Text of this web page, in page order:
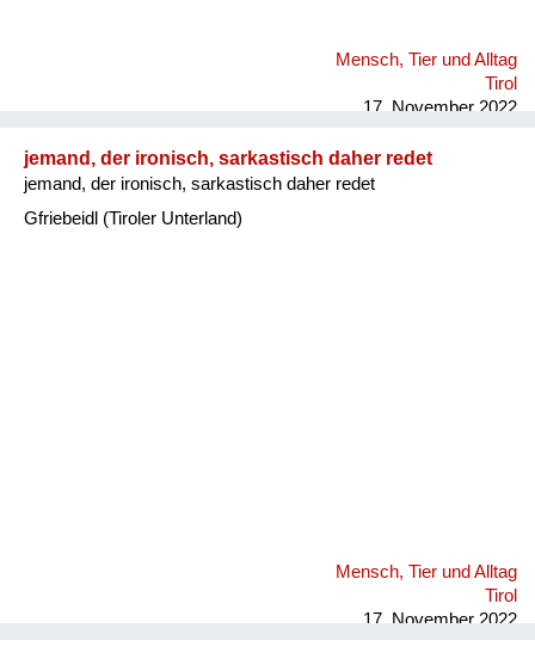
Mensch, Tier und Alltag
Tirol
17. November 2022
jemand, der ironisch, sarkastisch daher redet
jemand, der ironisch, sarkastisch daher redet
Gfriebeidl (Tiroler Unterland)
Mensch, Tier und Alltag
Tirol
17. November 2022